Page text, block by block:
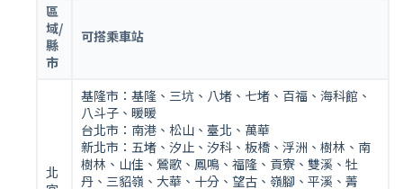
區
域/
縣
市
可搭乘車站
北
基隆市：基隆、三坑、八堵、七堵、百福、海科館、
八斗子、暖暖
台北市：南港、松山、臺北、萬華
新北市：五堵、汐止、汐科、板橋、浮洲、樹林、南
樹林、山佳、鶯歌、鳳鳴、福隆、貢寮、雙溪、牡
丹、三貂嶺、大華、十分、望古、嶺腳、平溪、菁